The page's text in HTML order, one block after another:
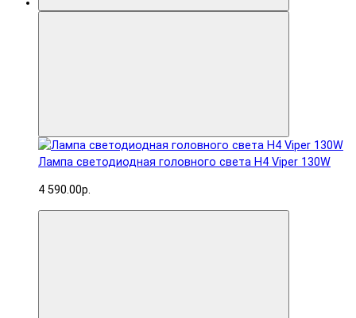
Лампа светодиодная головного света H4 Viper 130W
4 590.00р.